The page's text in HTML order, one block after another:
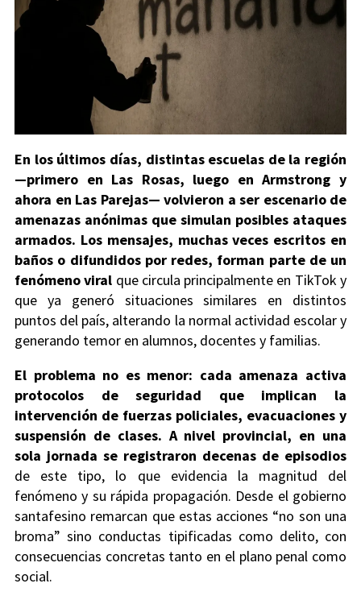
En los últimos días, distintas escuelas de la región
—primero en Las Rosas, luego en Armstrong y
ahora en Las Parejas— volvieron a ser escenario de
amenazas anónimas que simulan posibles ataques
armados. Los mensajes, muchas veces escritos en
baños o difundidos por redes, forman parte de un
fenómeno viral que circula principalmente en TikTok y
que ya generó situaciones similares en distintos
puntos del país, alterando la normal actividad escolar y
generando temor en alumnos, docentes y familias.
El problema no es menor: cada amenaza activa
protocolos de seguridad que implican la
intervención de fuerzas policiales, evacuaciones y
suspensión de clases. A nivel provincial, en una
sola jornada se registraron decenas de episodios
de este tipo, lo que evidencia la magnitud del
fenómeno y su rápida propagación. Desde el gobierno
santafesino remarcan que estas acciones “no son una
broma” sino conductas tipificadas como delito, con
consecuencias concretas tanto en el plano penal como
social.